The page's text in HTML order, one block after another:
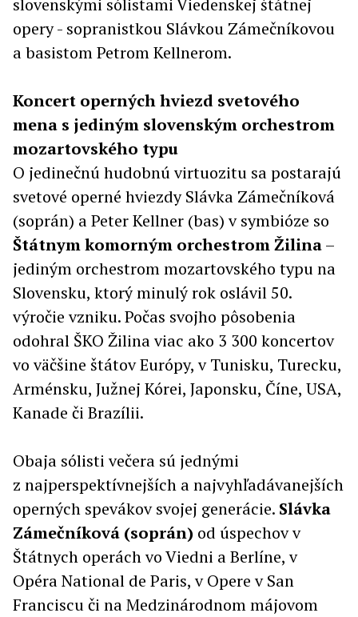
slovenskými sólistami Viedenskej štátnej
opery - sopranistkou Slávkou Zámečníkovou
a basistom Petrom Kellnerom.
Koncert operných hviezd svetového
mena s jediným slovenským orchestrom
mozartovského typu
O jedinečnú hudobnú virtuozitu sa postarajú
svetové operné hviezdy Slávka Zámečníková
(soprán) a Peter Kellner (bas) v symbióze so
Štátnym komorným orchestrom Žilina–
jediným orchestrom mozartovského typu na
Slovensku, ktorý minulý rok oslávil 50.
výročie vzniku. Počas svojho pôsobenia
odohral ŠKO Žilina viac ako 3 300 koncertov
vo väčšine štátov Európy, v Tunisku, Turecku,
Arménsku, Južnej Kórei, Japonsku, Číne, USA,
Kanade či Brazílii.
Obaja sólisti večera sú jednými
z najperspektívnejších a najvyhľadávanejších
operných spevákov svojej generácie. Slávka
Zámečníková (soprán) od úspechov v
Štátnych operách vo Viedni a Berlíne, v
Opéra National de Paris, v Opere v San
Franciscu či na Medzinárodnom májovom